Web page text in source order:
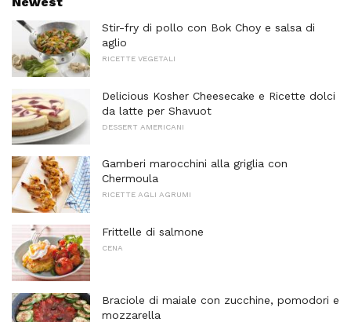
Stir-fry di pollo con Bok Choy e salsa di
aglio
RICETTE VEGETALI
Delicious Kosher Cheesecake e Ricette dolci
da latte per Shavuot
DESSERT AMERICANI
Gamberi marocchini alla griglia con
Chermoula
RICETTE AGLI AGRUMI
Frittelle di salmone
CENA
Braciole di maiale con zucchine, pomodori e
mozzarella